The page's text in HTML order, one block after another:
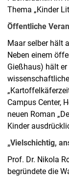
Thema „Kinder
Öffentliche
Maar selber hält
Neben einem
Gießhaus) hält
Campus Center,
neuen Roman
Kinder
„Vielschichtig,
Prof. Dr. Nikola
begründete die